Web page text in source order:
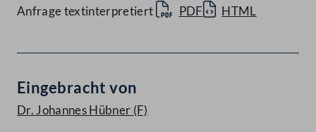
Anfrage textinterpretiert
PDF HTML
Eingebracht von
Dr. Johannes Hübner (F)